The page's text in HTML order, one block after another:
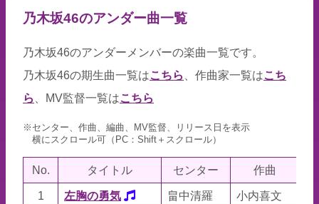
乃木坂46のアンダー曲一覧
乃木坂46のアンダーメンバーの楽曲一覧です。
乃木坂46の期生曲一覧はこちら 、作曲家一覧はこち
ら
、MV監督一覧はこちら
※センター、作曲、編曲、MV監督、リリース日を表示
横にスクロール可（PC：Shift＋スクロール）
No. タイトル センター 作曲
1 左胸の勇気 畠中清羅 小内喜文